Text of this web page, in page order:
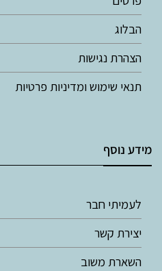
הבלוג
הצהרת נגישות
תנאי שימוש ומדיניות פרטיות
מידע נוסף
לעמיתי חבר
יצירת קשר
השארת משוב